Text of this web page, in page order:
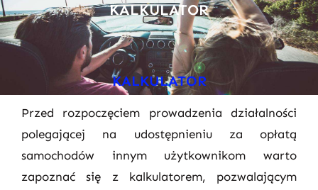
KALKULATOR
KALKULATOR
Przed rozpoczęciem prowadzenia działalności
polegającej na udostępnieniu za opłatą
samochodów innym użytkownikom warto
zapoznać się z kalkulatorem, pozwalającym